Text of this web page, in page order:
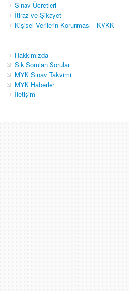
Sınav Ücretleri
İtiraz ve Şikayet
Kişisel Verilerin Korunması - KVKK
Hakkımızda
Sık Sorulan Sorular
MYK Sınav Takvimi
MYK Haberler
İletişim